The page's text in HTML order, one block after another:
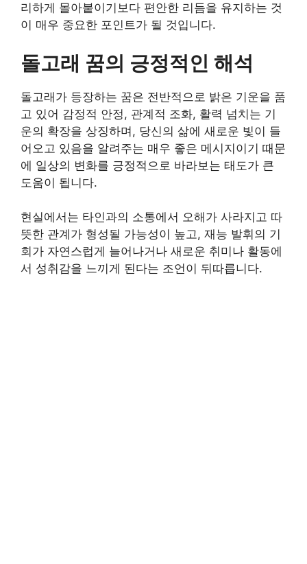
리하게 몰아붙이기보다 편안한 리듬을 유지하는 것
이 매우 중요한 포인트가 될 것입니다.
돌고래 꿈의 긍정적인 해석
돌고래가 등장하는 꿈은 전반적으로 밝은 기운을 품
고 있어 감정적 안정, 관계적 조화, 활력 넘치는 기
운의 확장을 상징하며, 당신의 삶에 새로운 빛이 들
어오고 있음을 알려주는 매우 좋은 메시지이기 때문
에 일상의 변화를 긍정적으로 바라보는 태도가 큰
도움이 됩니다.
현실에서는 타인과의 소통에서 오해가 사라지고 따
뜻한 관계가 형성될 가능성이 높고, 재능 발휘의 기
회가 자연스럽게 늘어나거나 새로운 취미나 활동에
서 성취감을 느끼게 된다는 조언이 뒤따릅니다.